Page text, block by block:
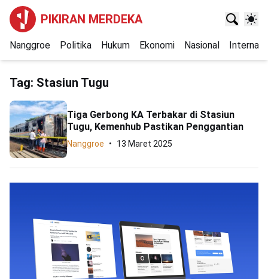
PIKIRAN MERDEKA
Nanggroe Politika Hukum Ekonomi Nasional
Tag: Stasiun Tugu
Tiga Gerbong KA Terbakar di Stasiun
Tugu, Kemenhub Pastikan Penggantian
Nanggroe 13 Maret 2025